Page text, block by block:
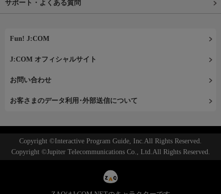
サポート・よくある質問
Fun! J:COM
J:COM オフィシャルサイト
お問い合わせ
お客さまのデータ利用･外部送信について
Copyright ©Interactive Program Guide, Inc.All Rights Reserved.
Copyright ©Jupiter Telecommunications Co., Ltd.All Rights Reserved.